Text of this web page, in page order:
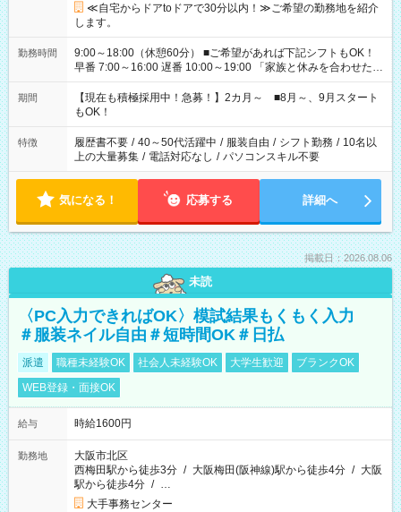
≪自宅からドアtoドアで30分以内！≫ご希望の勤務地を紹介
します。
勤務時間
9:00～18:00（休憩60分） ■ご希望があれば下記シフトもOK！
早番 7:00～16:00 遅番 10:00～19:00 「家族と休みを合わせた
い」 「余裕を持って夕飯の準備がしたい」 「できれば残業はし
たくない」 など、ご希望を教えてくださいね。 ※Wワーク希望
の方へ 今ご覧のお仕事で希望する勤務時間と、もう1つのお仕事
の勤務時間。 合計で週40時間を超える場合は応募できません。
期間
【現在も積極採用中！急募！】2カ月～ ■8月～、9月スタート
もOK！
特徴 履歴書不要 / 40～50代活躍中 / 服装自由 / シフト勤務 / 10名以
上の大量募集 / 電話対応なし / パソコンスキル不要
気になる！ 応募する 詳細へ
掲載日：2026.08.06
未読
〈PC入力できればOK〉模試結果もくもく入力
＃服装ネイル自由＃短時間OK＃日払
派遣 職種未経験OK 社会人未経験OK 大学生歓迎
ブランクOK
WEB登録・面接OK
給与 時給1600円
勤務地
大阪市北区
西梅田駅から徒歩3分 / 大阪梅田(阪神線)駅から徒歩4分 / 大阪
駅から徒歩4分 / …
大手事務センター